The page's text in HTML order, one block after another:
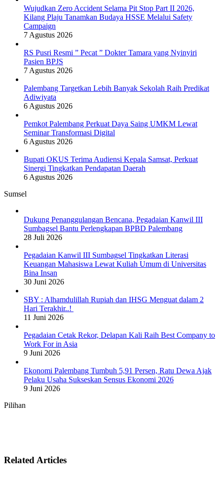
Wujudkan Zero Accident Selama Pit Stop Part II 2026,
Kilang Plaju Tanamkan Budaya HSSE Melalui Safety
Campaign
7 Agustus 2026
RS Pusri Resmi ” Pecat ” Dokter Tamara yang Nyinyiri
Pasien BPJS
7 Agustus 2026
Palembang Targetkan Lebih Banyak Sekolah Raih Predikat
Adiwiyata
6 Agustus 2026
Pemkot Palembang Perkuat Daya Saing UMKM Lewat
Seminar Transformasi Digital
6 Agustus 2026
Bupati OKUS Terima Audiensi Kepala Samsat, Perkuat
Sinergi Tingkatkan Pendapatan Daerah
6 Agustus 2026
Sumsel
Dukung Penanggulangan Bencana, Pegadaian Kanwil III
Sumbagsel Bantu Perlengkapan BPBD Palembang
28 Juli 2026
Pegadaian Kanwil III Sumbagsel Tingkatkan Literasi
Keuangan Mahasiswa Lewat Kuliah Umum di Universitas
Bina Insan
30 Juni 2026
SBY : Alhamdulillah Rupiah dan IHSG Menguat dalam 2
Hari Terakhir..!
11 Juni 2026
Pegadaian Cetak Rekor, Delapan Kali Raih Best Company to
Work For in Asia
9 Juni 2026
Ekonomi Palembang Tumbuh 5,91 Persen, Ratu Dewa Ajak
Pelaku Usaha Sukseskan Sensus Ekonomi 2026
9 Juni 2026
Pilihan
Related Articles